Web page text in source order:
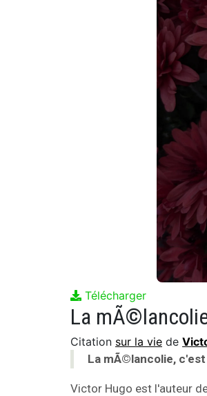
Télécharger
La
Citation sur la vie de
La mÃ©lancolie,
Victor Hugo est l'auteur